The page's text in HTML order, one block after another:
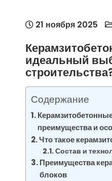
21 ноября 2025
идеальный
Содержание
преимущества и
Что такое
Состав и
Преимущества
блоков